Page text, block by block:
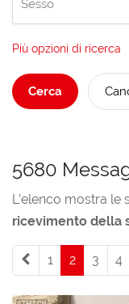
Più opzioni di ricerca
Cerca
5680
L’elenco mostra le
ricevimento della
1 2(current)
3 4